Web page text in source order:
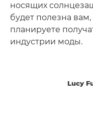
носящих
будет полезна
планируете
индустрии моды.
Lucy